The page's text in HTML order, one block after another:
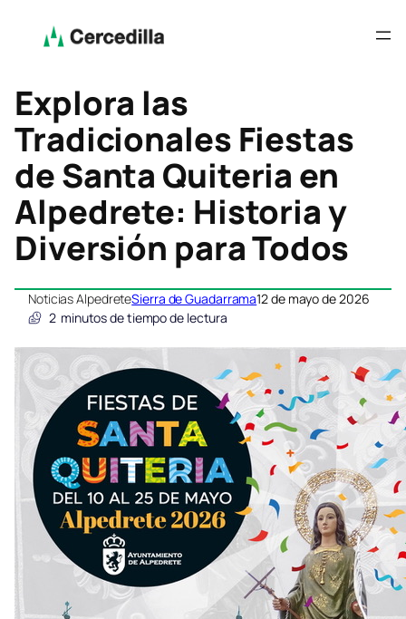
Explora las
Tradicionales Fiestas
de Santa Quiteria en
Alpedrete: Historia y
Diversión para Todos
Noticias AlpedreteSierra de Guadarrama12 de mayo de 2026
2 minutos de tiempo de lectura